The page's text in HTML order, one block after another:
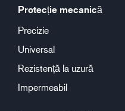
Protecție mecanică
Precizie
Universal
Rezistență la uzură
Impermeabil